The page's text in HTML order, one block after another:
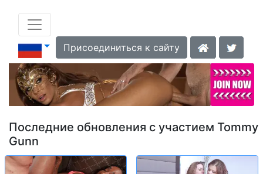
Присоединиться к сайту
Последние обновления с участием Tommy
Gunn